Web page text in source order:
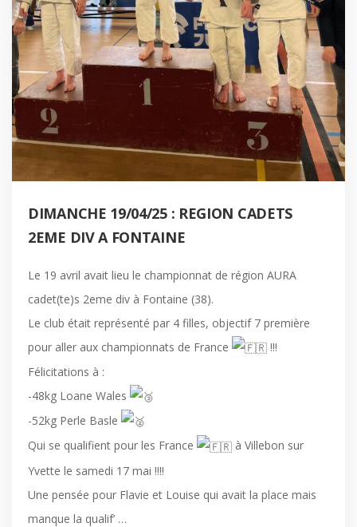
DIMANCHE 19/04/25 : REGION CADETS
2EME DIV A FONTAINE
Le 19 avril avait lieu le championnat de région AURA
cadet(te)s 2eme div à Fontaine (38).
Le club était représenté par 4 filles, objectif 7 première
pour aller aux championnats de France
!!!
Félicitations à :
-48kg Loane Wales
-52kg Perle Basle
Qui se qualifient pour les France
à Villebon sur
Yvette le samedi 17 mai !!!!
Une pensée pour Flavie et Louise qui avait la place mais
manque la qualif’ …